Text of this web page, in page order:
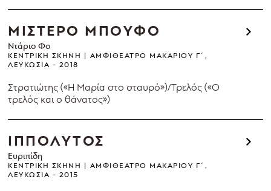
ΜΙΣΤΕΡΟ ΜΠΟΥΦΟ
Ντάριο Φο
ΚΕΝΤΡΙΚΉ ΣΚΗΝΉ
ΑΜΦΙΘΈΑΤΡΟ ΜΑΚΑΡΊΟΥ Γ΄,
ΛΕΥΚΩΣΊΑ
2018
Στρατιώτης («Η Μαρία στο σταυρό»)/Τρελός («Ο
τρελός και ο θάνατος»)
ΙΠΠΟΛΥΤΟΣ
Ευριπίδη
ΚΕΝΤΡΙΚΉ ΣΚΗΝΉ
ΑΜΦΙΘΈΑΤΡΟ ΜΑΚΑΡΊΟΥ Γ΄,
ΛΕΥΚΩΣΊΑ
2015